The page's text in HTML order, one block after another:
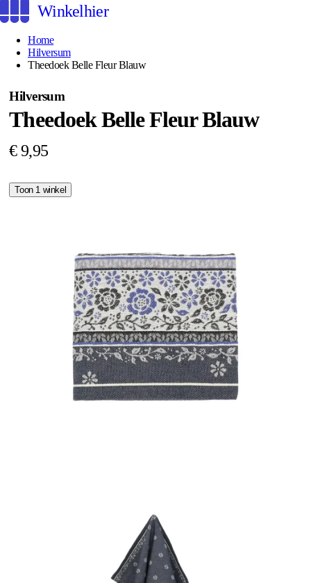
Winkelhier
Home
Hilversum
Theedoek Belle Fleur Blauw
Hilversum
Theedoek Belle Fleur Blauw
€ 9,95
Toon 1 winkel